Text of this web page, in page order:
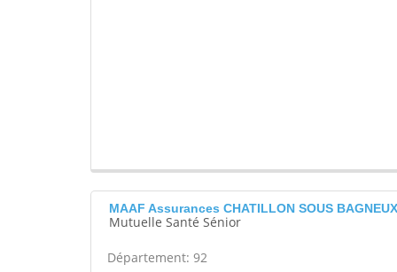
MAAF Assurances CHATILLON SOUS BAGNEUX
Mutuelle Santé Sénior
Département: 92